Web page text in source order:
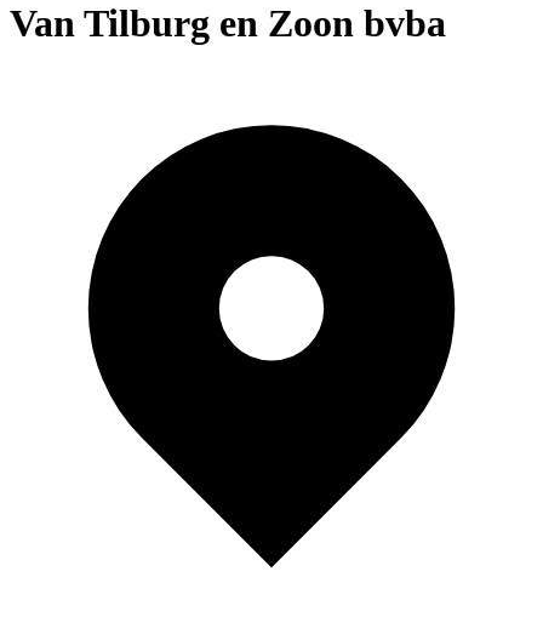
Van Tilburg en Zoon bvba